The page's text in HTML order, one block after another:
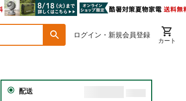
ログイン・新規会員登録
カート
配送